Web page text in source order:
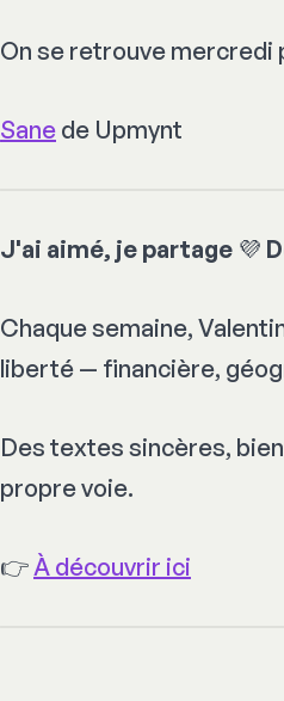
On se retrouve mercredi
Sane de Upmynt
J'ai aimé, je partage 💜
Chaque semaine,
liberté — financière,
Des textes sincères,
propre voie.
👉 À découvrir ici